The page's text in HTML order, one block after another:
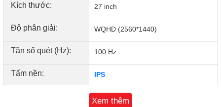
Tần số quét 100 Hz cùng thời gian phản hồi 1 ms cung cấp
những chuyển động hình ảnh mượt mà với tốc độ phản hồi
nhanh chóng, cho phép bạn làm việc trên các ứng dụng đồ
Kích thước: 27 inch
Độ phân giải: WQHD (2560*1440)
Tần số quét (Hz): 100 Hz
Tấm nền: IPS
1300:1
Xem thêm